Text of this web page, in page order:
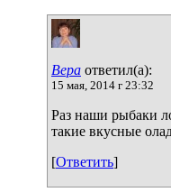
Вера ответил(а):
15 мая, 2014 г 23:32
Раз наши рыбаки
такие вкусные
[Ответить]